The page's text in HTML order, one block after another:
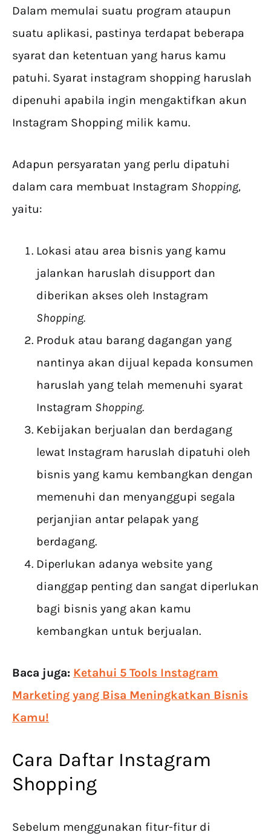
Dalam memulai suatu program ataupun
suatu aplikasi, pastinya terdapat beberapa
syarat dan ketentuan yang harus kamu
patuhi. Syarat instagram shopping haruslah
dipenuhi apabila ingin mengaktifkan akun
Instagram Shopping milik kamu.
Adapun persyaratan yang perlu dipatuhi
dalam cara membuat Instagram Shopping,
yaitu:
Lokasi atau area bisnis yang kamu
jalankan haruslah disupport dan
diberikan akses oleh Instagram
Shopping.
Produk atau barang dagangan yang
nantinya akan dijual kepada konsumen
haruslah yang telah memenuhi syarat
Instagram Shopping.
Kebijakan berjualan dan berdagang
lewat Instagram haruslah dipatuhi oleh
bisnis yang kamu kembangkan dengan
memenuhi dan menyanggupi segala
perjanjian antar pelapak yang
berdagang.
Diperlukan adanya website yang
dianggap penting dan sangat diperlukan
bagi bisnis yang akan kamu
kembangkan untuk berjualan.
Baca juga: Ketahui 5 Tools Instagram
Marketing yang Bisa Meningkatkan Bisnis
Kamu!
Cara Daftar Instagram
Shopping
Sebelum menggunakan fitur-fitur di